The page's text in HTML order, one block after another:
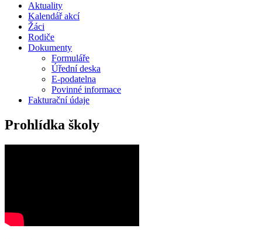
Aktuality
Kalendář akcí
Žáci
Rodiče
Dokumenty
Formuláře
Úřední deska
E-podatelna
Povinné informace
Fakturační údaje
Prohlídka školy